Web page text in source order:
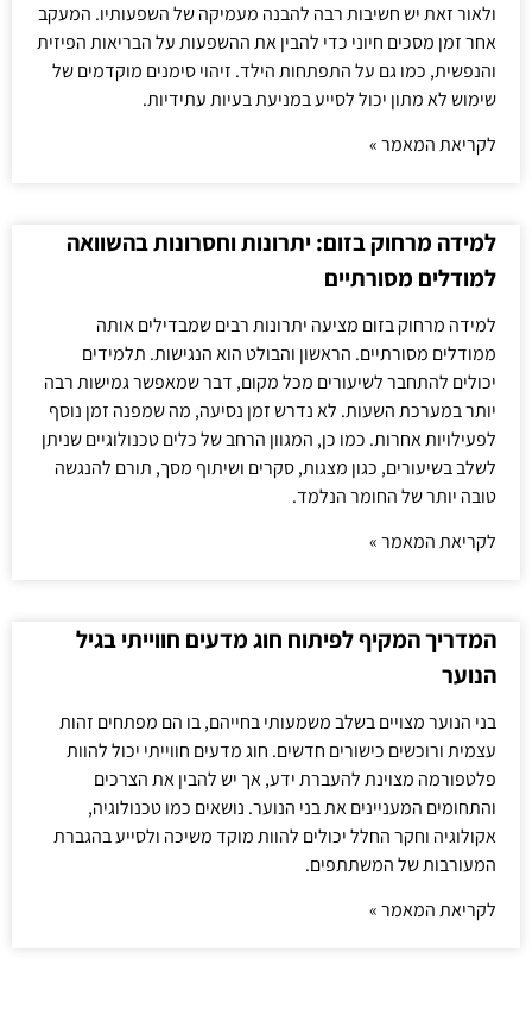
ולאור זאת יש חשיבות רבה להבנה מעמיקה של השפעותיו. המעקב
אחר זמן מסכים חיוני כדי להבין את ההשפעות על הבריאות הפיזית
והנפשית, כמו גם על התפתחות הילד. זיהוי סימנים מוקדמים של
שימוש לא מתון יכול לסייע במניעת בעיות עתידיות.
לקריאת המאמר »
למידה מרחוק בזום: יתרונות וחסרונות בהשוואה
למודלים מסורתיים
למידה מרחוק בזום מציעה יתרונות רבים שמבדילים אותה
ממודלים מסורתיים. הראשון והבולט הוא הנגישות. תלמידים
יכולים להתחבר לשיעורים מכל מקום, דבר שמאפשר גמישות רבה
יותר במערכת השעות. לא נדרש זמן נסיעה, מה שמפנה זמן נוסף
לפעילויות אחרות. כמו כן, המגוון הרחב של כלים טכנולוגיים שניתן
לשלב בשיעורים, כגון מצגות, סקרים ושיתוף מסך, תורם להנגשה
טובה יותר של החומר הנלמד.
לקריאת המאמר »
המדריך המקיף לפיתוח חוג מדעים חווייתי בגיל
הנוער
בני הנוער מצויים בשלב משמעותי בחייהם, בו הם מפתחים זהות
עצמית ורוכשים כישורים חדשים. חוג מדעים חווייתי יכול להוות
פלטפורמה מצוינת להעברת ידע, אך יש להבין את הצרכים
והתחומים המעניינים את בני הנוער. נושאים כמו טכנולוגיה,
אקולוגיה וחקר החלל יכולים להוות מוקד משיכה ולסייע בהגברת
המעורבות של המשתתפים.
לקריאת המאמר »